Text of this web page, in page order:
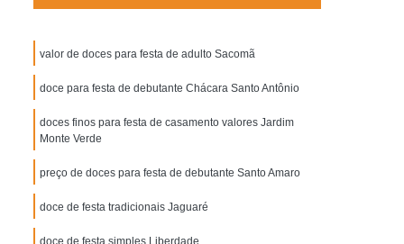
Kit Promocional Festa Salgados
Kit Promocional Salgados Festa
Kit Promocional Salgados para Festa
Lanche de Metro de Frango
Lanche de Metro de Presunto e Queijo
de Salame
valor de doces para festa de adulto Sacomã
doce para festa de debutante Chácara Santo Antônio
doces finos para festa de casamento valores Jardim
Monte Verde
preço de doces para festa de debutante Santo Amaro
doce de festa tradicionais Jaguaré
doce de festa simples Liberdade